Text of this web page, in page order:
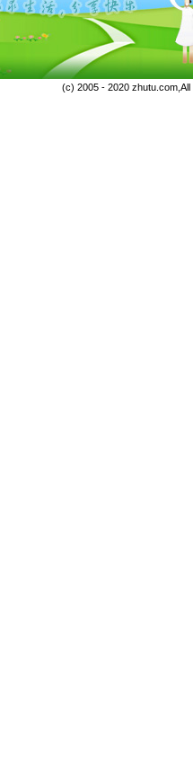
(c) 2005 - 2020